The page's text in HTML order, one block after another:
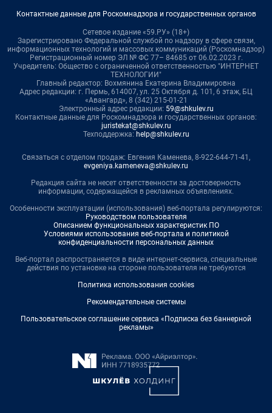
Контактные данные для Роскомнадзора и государственных органов
Сетевое издание «59.РУ» (18+)
Зарегистрировано Федеральной службой по надзору в сфере связи,
информационных технологий и массовых коммуникаций (Роскомнадзор)
Регистрационный номер ЭЛ № ФС 77– 84685 от 06.02.2023 г.
Учредитель: Общество с ограниченной ответственностью "ИНТЕРНЕТ
ТЕХНОЛОГИИ"
Главный редактор: Вохмянина Екатерина Владимировна
Адрес редакции: г. Пермь, 614007, ул. 25 Октября д. 101, 6 этаж, БЦ
«Авангард», 8 (342) 215-01-21
Электронный адрес редакции: 59@shkulev.ru
Контактные данные для Роскомнадзора и государственных органов:
juristekat@shkulev.ru
Техподдержка: help@shkulev.ru
Связаться с отделом продаж: Евгения Каменева, 8-922-644-71-41,
evgeniya.kameneva@shkulev.ru
Редакция сайта не несет ответственности за достоверность
информации, содержащейся в рекламных объявлениях.
Особенности эксплуатации (использования) веб-портала регулируются:
Руководством пользователя
Описанием функциональных характеристик ПО
Условиями использования веб-портала и политикой
конфиденциальности персональных данных
Веб-портал распространяется в виде интернет-сервиса, специальные
действия по установке на стороне пользователя не требуются
Политика использования cookies
Рекомендательные системы
Пользовательское соглашение сервиса «Подписка без баннерной
рекламы»